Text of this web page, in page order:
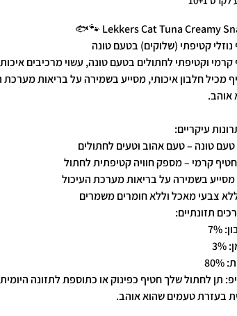
Lekkers Cat Tuna Creamy
נוזלי קטיפתי (שלוקים) בטעם טונה
קרמי וקטיפתי לחתולים בטעם טונה, עשוי מרכיבים
מכיל חלבון איכותי, מסייע בשמירה על בריאות
אוהב.
עיקריים:
טונה – טעם אהוב וטעים לחתולים
קרמי – מספק חוויה קטיפתית לחתול
מסייע בשמירה על בריאות מערכת העיכול
צבעי מאכל וללא חומרים משמרים
תזונתיים:
7%
תן לחתול שלך חטיף כפינוק או כתוספת לתזונה
בעזרת טעמים שהוא אוהב.